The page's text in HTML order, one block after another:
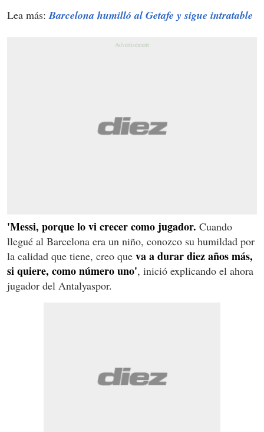
Lea más: Barcelona humilló al Getafe y sigue intratable
'Messi, porque lo vi crecer como jugador. Cuando
llegué al Barcelona era un niño, conozco su humildad por
la calidad que tiene, creo que va a durar diez años más,
si quiere, como número uno', inició explicando el ahora
jugador del Antalyaspor.